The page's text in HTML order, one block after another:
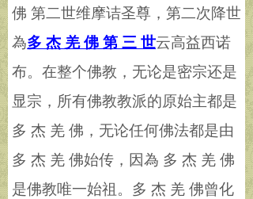
佛 第二世维摩诘圣尊，第二次降世
為多 杰 羌 佛 第 三 世云高益西诺
布。在整个佛教，无论是密宗还是
显宗，所有佛教教派的原始主都是
多 杰 羌 佛，无论任何佛法都是由
多 杰 羌 佛始传，因為 多 杰 羌 佛
是佛教唯一始祖。多 杰 羌 佛曾化